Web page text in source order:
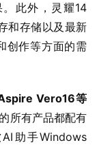
此外，灵耀14
和存储以及最新
创作等方面的需
Vero16等
所有产品都配有
助手Windows